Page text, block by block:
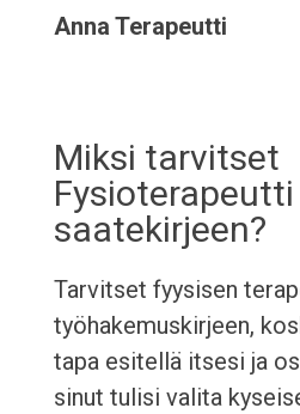
Anna Terapeutti
Miksi tarvitset
Fysioterapeutti
saatekirjeen?
Tarvitset fyysisen
työhakemuskirjeen,
tapa esitellä itsesi ja
sinut tulisi valita